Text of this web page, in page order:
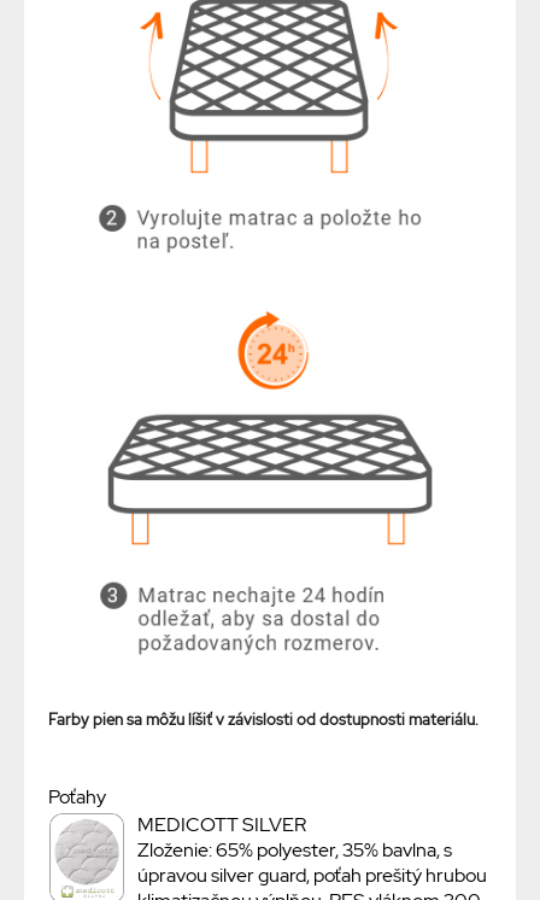
Farby pien sa môžu líšiť v závislosti od dostupnosti materiálu.
Poťahy
MEDICOTT SILVER
Zloženie: 65% polyester, 35% bavlna, s
úpravou silver guard, poťah prešitý hrubou